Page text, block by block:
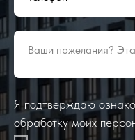
Ваши пожелания?
Я подтверждаю
обработку моих